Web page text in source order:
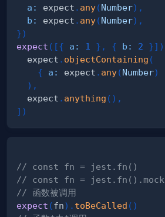
a : expect . any(Number) ,
b : expect . any(Number) ,
})
expect ( [{ a : 1 } , { b : 2 }] )
  expect
. objectContaining (
{
a : expect . any(Number)
) ,
  expect
. anything ( ) ,
] )
// const fn = jest.fn()
// const fn =
// 函数被调用
expect (fn) . toBeCalled ( )